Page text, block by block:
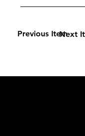
Next
Previous Item